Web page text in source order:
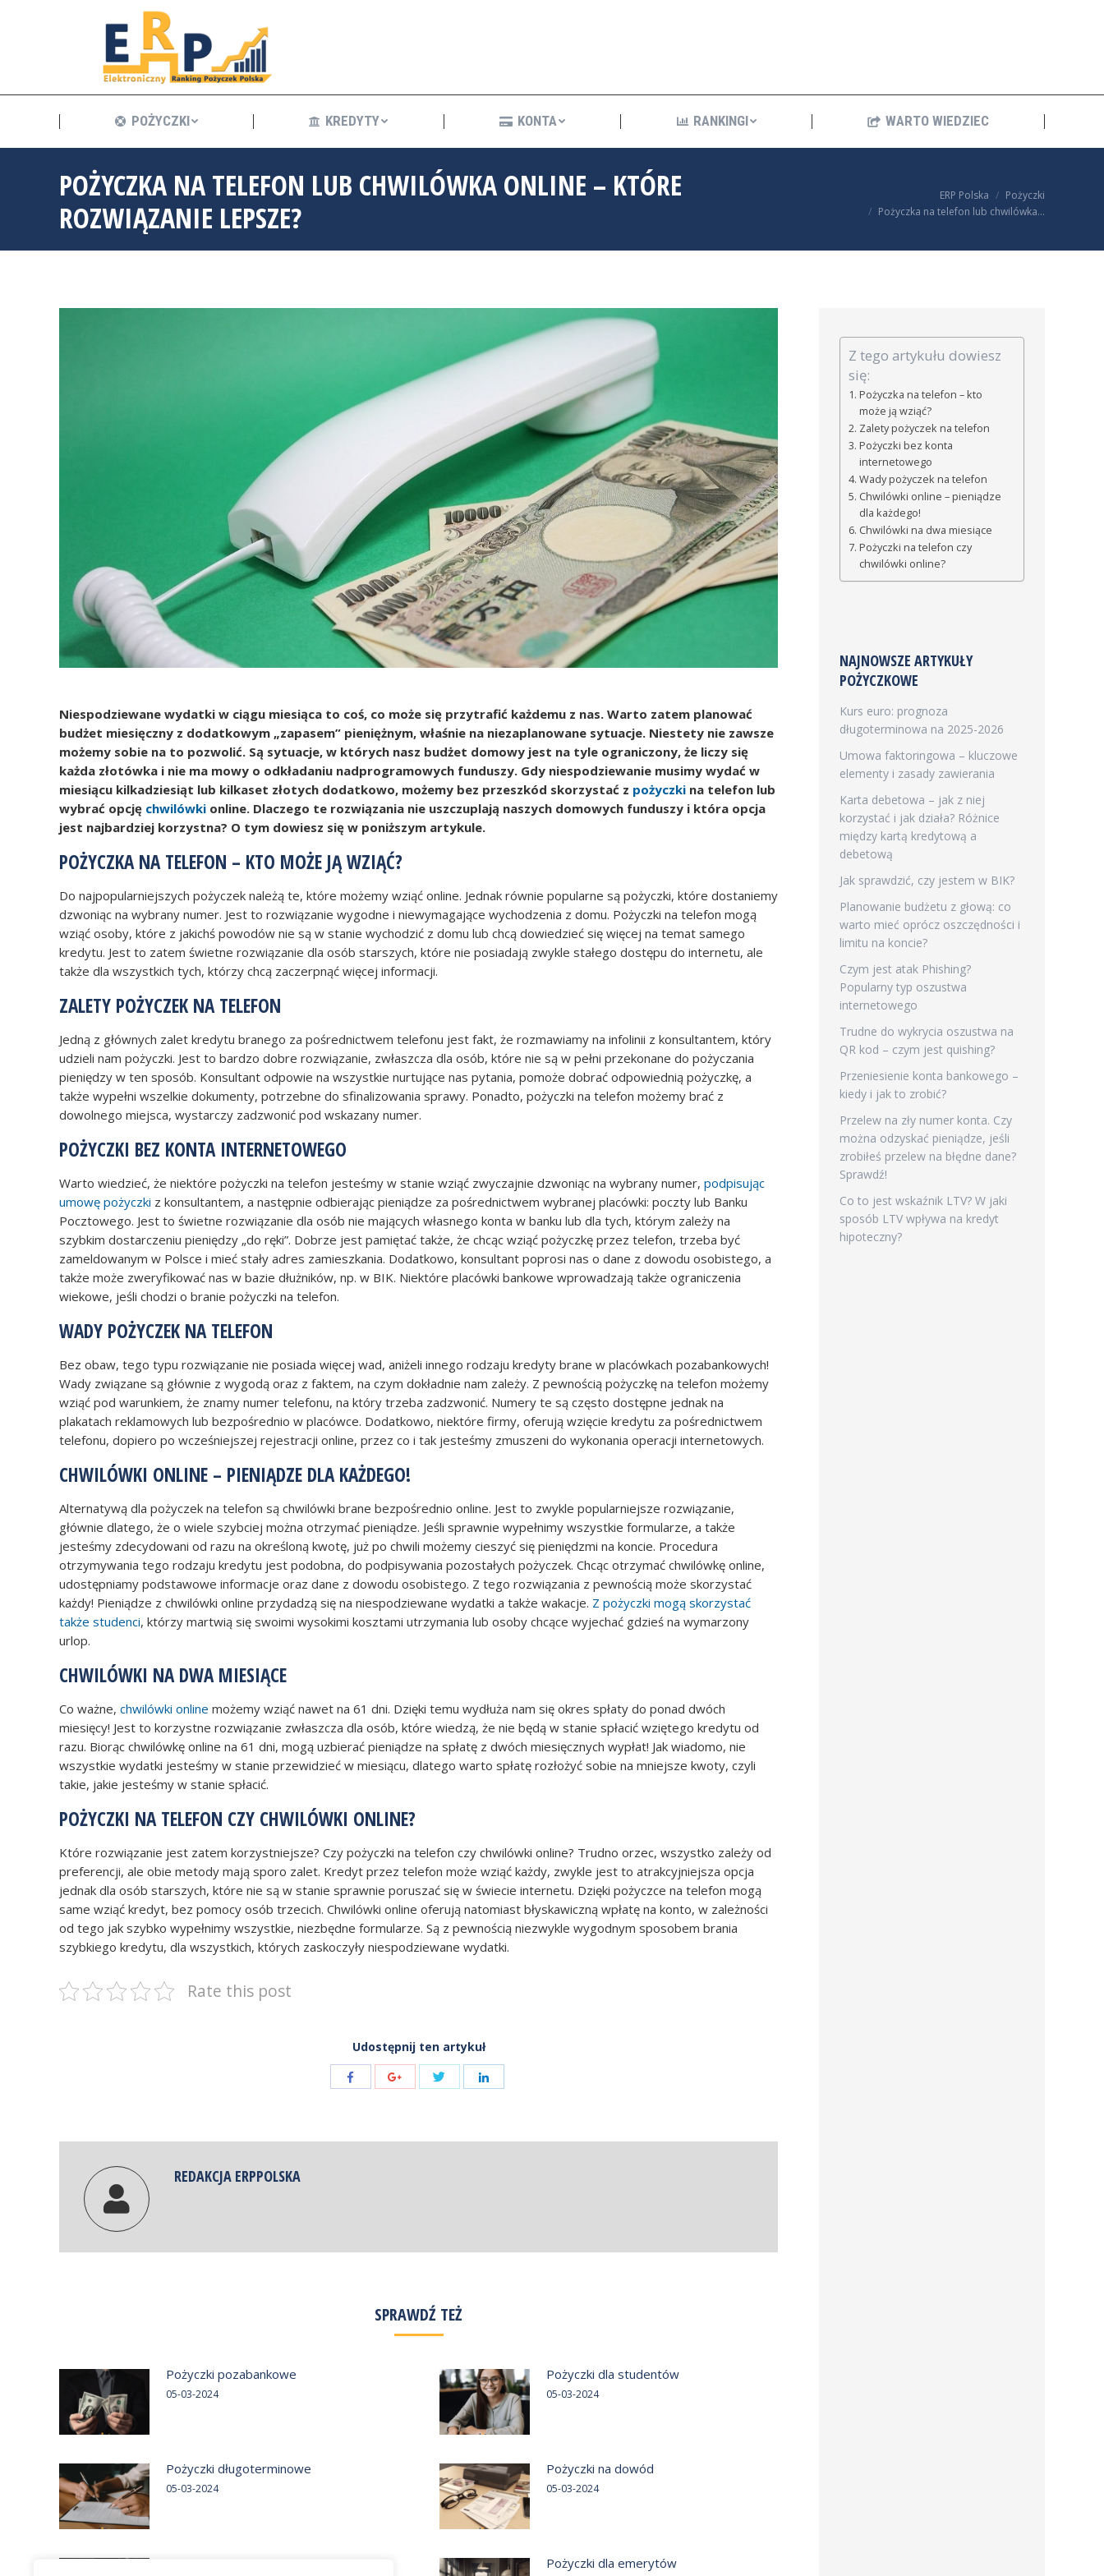
POŻYCZKI KREDYTY KONTA RANKINGI WARTO WIEDZIEC
POŻYCZKA NA TELEFON LUB CHWILÓWKA ONLINE – KTÓRE
ROZWIĄZANIE LEPSZE?
ERP Polska
Pożyczki
Pożyczka na telefon lub chwilówka…
Niespodziewane wydatki w ciągu miesiąca to coś, co może się przytrafić każdemu z nas. Warto zatem planować
budżet miesięczny z dodatkowym „zapasem” pieniężnym, właśnie na niezaplanowane sytuacje. Niestety nie zawsze
możemy sobie na to pozwolić. Są sytuacje, w których nasz budżet domowy jest na tyle ograniczony, że liczy się
każda złotówka i nie ma mowy o odkładaniu nadprogramowych funduszy. Gdy niespodziewanie musimy wydać w
miesiącu kilkadziesiąt lub kilkaset złotych dodatkowo, możemy bez przeszkód skorzystać z pożyczki na telefon lub
wybrać opcję chwilówki online. Dlaczego te rozwiązania nie uszczuplają naszych domowych funduszy i która opcja
jest najbardziej korzystna? O tym dowiesz się w poniższym artykule.
POŻYCZKA NA TELEFON – KTO MOŻE JĄ WZIĄĆ?
Do najpopularniejszych pożyczek należą te, które możemy wziąć online. Jednak równie popularne są pożyczki, które dostaniemy
dzwoniąc na wybrany numer. Jest to rozwiązanie wygodne i niewymagające wychodzenia z domu. Pożyczki na telefon mogą
wziąć osoby, które z jakichś powodów nie są w stanie wychodzić z domu lub chcą dowiedzieć się więcej na temat samego
kredytu. Jest to zatem świetne rozwiązanie dla osób starszych, które nie posiadają zwykle stałego dostępu do internetu, ale
także dla wszystkich tych, którzy chcą zaczerpnąć więcej informacji.
ZALETY POŻYCZEK NA TELEFON
Jedną z głównych zalet kredytu branego za pośrednictwem telefonu jest fakt, że rozmawiamy na infolinii z konsultantem, który
udzieli nam pożyczki. Jest to bardzo dobre rozwiązanie, zwłaszcza dla osób, które nie są w pełni przekonane do pożyczania
pieniędzy w ten sposób. Konsultant odpowie na wszystkie nurtujące nas pytania, pomoże dobrać odpowiednią pożyczkę, a
także wypełni wszelkie dokumenty, potrzebne do sfinalizowania sprawy. Ponadto, pożyczki na telefon możemy brać z
dowolnego miejsca, wystarczy zadzwonić pod wskazany numer.
POŻYCZKI BEZ KONTA INTERNETOWEGO
Warto wiedzieć, że niektóre pożyczki na telefon jesteśmy w stanie wziąć zwyczajnie dzwoniąc na wybrany numer, podpisując
umowę pożyczki z konsultantem, a następnie odbierając pieniądze za pośrednictwem wybranej placówki: poczty lub Banku
Pocztowego. Jest to świetne rozwiązanie dla osób nie mających własnego konta w banku lub dla tych, którym zależy na
szybkim dostarczeniu pieniędzy „do ręki”. Dobrze jest pamiętać także, że chcąc wziąć pożyczkę przez telefon, trzeba być
zameldowanym w Polsce i mieć stały adres zamieszkania. Dodatkowo, konsultant poprosi nas o dane z dowodu osobistego, a
także może zweryfikować nas w bazie dłużników, np. w BIK. Niektóre placówki bankowe wprowadzają także ograniczenia
wiekowe, jeśli chodzi o branie pożyczki na telefon.
WADY POŻYCZEK NA TELEFON
Bez obaw, tego typu rozwiązanie nie posiada więcej wad, aniżeli innego rodzaju kredyty brane w placówkach pozabankowych!
Wady związane są głównie z wygodą oraz z faktem, na czym dokładnie nam zależy. Z pewnością pożyczkę na telefon możemy
wziąć pod warunkiem, że znamy numer telefonu, na który trzeba zadzwonić. Numery te są często dostępne jednak na
plakatach reklamowych lub bezpośrednio w placówce. Dodatkowo, niektóre firmy, oferują wzięcie kredytu za pośrednictwem
telefonu, dopiero po wcześniejszej rejestracji online, przez co i tak jesteśmy zmuszeni do wykonania operacji internetowych.
CHWILÓWKI ONLINE – PIENIĄDZE DLA KAŻDEGO!
Alternatywą dla pożyczek na telefon są chwilówki brane bezpośrednio online. Jest to zwykle popularniejsze rozwiązanie,
głównie dlatego, że o wiele szybciej można otrzymać pieniądze. Jeśli sprawnie wypełnimy wszystkie formularze, a także
jesteśmy zdecydowani od razu na określoną kwotę, już po chwili możemy cieszyć się pieniędzmi na koncie. Procedura
otrzymywania tego rodzaju kredytu jest podobna, do podpisywania pozostałych pożyczek. Chcąc otrzymać chwilówkę online,
udostępniamy podstawowe informacje oraz dane z dowodu osobistego. Z tego rozwiązania z pewnością może skorzystać
każdy! Pieniądze z chwilówki online przydadzą się na niespodziewane wydatki a także wakacje. Z pożyczki mogą skorzystać
także studenci, którzy martwią się swoimi wysokimi kosztami utrzymania lub osoby chcące wyjechać gdzieś na wymarzony
urlop.
CHWILÓWKI NA DWA MIESIĄCE
Co ważne, chwilówki online możemy wziąć nawet na 61 dni. Dzięki temu wydłuża nam się okres spłaty do ponad dwóch
miesięcy! Jest to korzystne rozwiązanie zwłaszcza dla osób, które wiedzą, że nie będą w stanie spłacić wziętego kredytu od
razu. Biorąc chwilówkę online na 61 dni, mogą uzbierać pieniądze na spłatę z dwóch miesięcznych wypłat! Jak wiadomo, nie
wszystkie wydatki jesteśmy w stanie przewidzieć w miesiącu, dlatego warto spłatę rozłożyć sobie na mniejsze kwoty, czyli
takie, jakie jesteśmy w stanie spłacić.
POŻYCZKI NA TELEFON CZY CHWILÓWKI ONLINE?
Które rozwiązanie jest zatem korzystniejsze? Czy pożyczki na telefon czy chwilówki online? Trudno orzec, wszystko zależy od
preferencji, ale obie metody mają sporo zalet. Kredyt przez telefon może wziąć każdy, zwykle jest to atrakcyjniejsza opcja
jednak dla osób starszych, które nie są w stanie sprawnie poruszać się w świecie internetu. Dzięki pożyczce na telefon mogą
same wziąć kredyt, bez pomocy osób trzecich. Chwilówki online oferują natomiast błyskawiczną wpłatę na konto, w zależności
od tego jak szybko wypełnimy wszystkie, niezbędne formularze. Są z pewnością niezwykle wygodnym sposobem brania
szybkiego kredytu, dla wszystkich, których zaskoczyły niespodziewane wydatki.
Rate this post
Udostępnij ten artykuł
Share Share
Share
Share
REDAKCJA ERPPOLSKA
SPRAWDŹ TEŻ
Pożyczki pozabankowe
05-03-2024
Pożyczki dla studentów
05-03-2024
Pożyczki długoterminowe
05-03-2024
Pożyczki na dowód
05-03-2024
Pożyczki dla emerytów
Z tego artykułu dowiesz
się:
Pożyczka na telefon – kto
może ją wziąć?
Zalety pożyczek na telefon
Pożyczki bez konta
internetowego
Wady pożyczek na telefon
Chwilówki online – pieniądze
dla każdego!
Chwilówki na dwa miesiące
Pożyczki na telefon czy
chwilówki online?
NAJNOWSZE ARTYKUŁY
POŻYCZKOWE
Kurs euro: prognoza
długoterminowa na 2025-2026
Umowa faktoringowa – kluczowe
elementy i zasady zawierania
Karta debetowa – jak z niej
korzystać i jak działa? Różnice
między kartą kredytową a
debetową
Jak sprawdzić, czy jestem w BIK?
Planowanie budżetu z głową: co
warto mieć oprócz oszczędności i
limitu na koncie?
Czym jest atak Phishing?
Popularny typ oszustwa
internetowego
Trudne do wykrycia oszustwa na
QR kod – czym jest quishing?
Przeniesienie konta bankowego –
kiedy i jak to zrobić?
Przelew na zły numer konta. Czy
można odzyskać pieniądze, jeśli
zrobiłeś przelew na błędne dane?
Sprawdź!
Co to jest wskaźnik LTV? W jaki
sposób LTV wpływa na kredyt
hipoteczny?
POŻYCZKI